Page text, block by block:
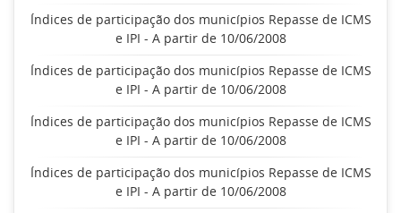
Índices de participação dos municípios Repasse de ICMS
e IPI - A partir de 10/06/2008
Índices de participação dos municípios Repasse de ICMS
e IPI - A partir de 10/06/2008
Índices de participação dos municípios Repasse de ICMS
e IPI - A partir de 10/06/2008
Índices de participação dos municípios Repasse de ICMS
e IPI - A partir de 10/06/2008